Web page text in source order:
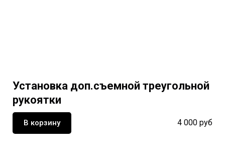
Установка доп.съемной треугольной
рукоятки
В корзину 4 000 руб